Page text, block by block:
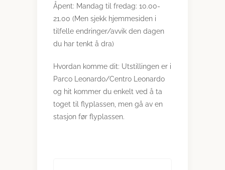
Åpent: Mandag til fredag: 10.00-
21.00 (Men sjekk hjemmesiden i
tilfelle endringer/avvik den dagen
du har tenkt å dra)
Hvordan komme dit: Utstillingen er i
Parco Leonardo/Centro Leonardo
og hit kommer du enkelt ved å ta
toget til flyplassen, men gå av en
stasjon før flyplassen.